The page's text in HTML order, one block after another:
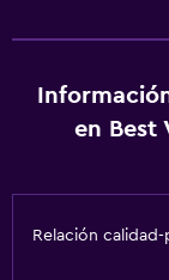
Microondas
Cocineta
Accesibilidad
en Best
Relación